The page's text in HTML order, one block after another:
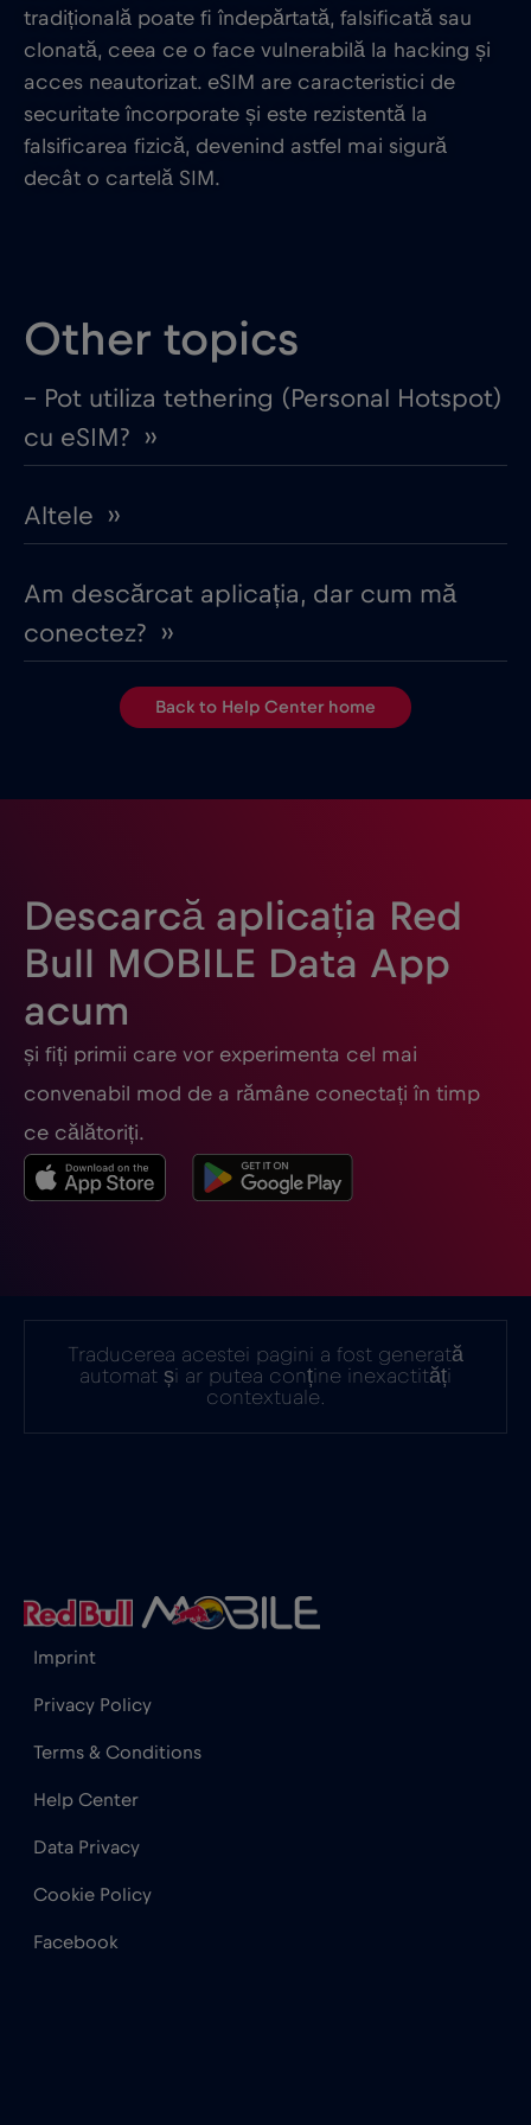
tradițională poate fi îndepărtată, falsificată sau
clonată, ceea ce o face vulnerabilă la hacking și
acces neautorizat. eSIM are caracteristici de
securitate încorporate și este rezistentă la
falsificarea fizică, devenind astfel mai sigură
decât o cartelă SIM.
Other topics
– Pot utiliza tethering (Personal Hotspot)
cu eSIM? ››
Altele ››
Am descărcat aplicația, dar cum mă
conectez? ››
Back to Help Center home
Descarcă aplicația Red
Bull MOBILE Data App
acum
și fiți primii care vor experimenta cel mai
convenabil mod de a rămâne conectați în timp
ce călătoriți.
Traducerea acestei pagini a fost generată
automat și ar putea conține inexactități
contextuale.
Imprint
Privacy Policy
Terms & Conditions
Help Center
Data Privacy
Cookie Policy
Facebook